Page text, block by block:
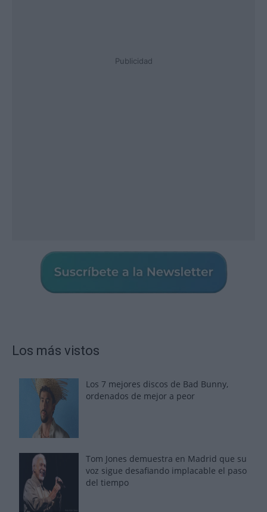
Publicidad
Los más vistos
Los 7 mejores discos de Bad Bunny,
ordenados de mejor a peor
Tom Jones demuestra en Madrid que su
voz sigue desafiando implacable el paso
del tiempo